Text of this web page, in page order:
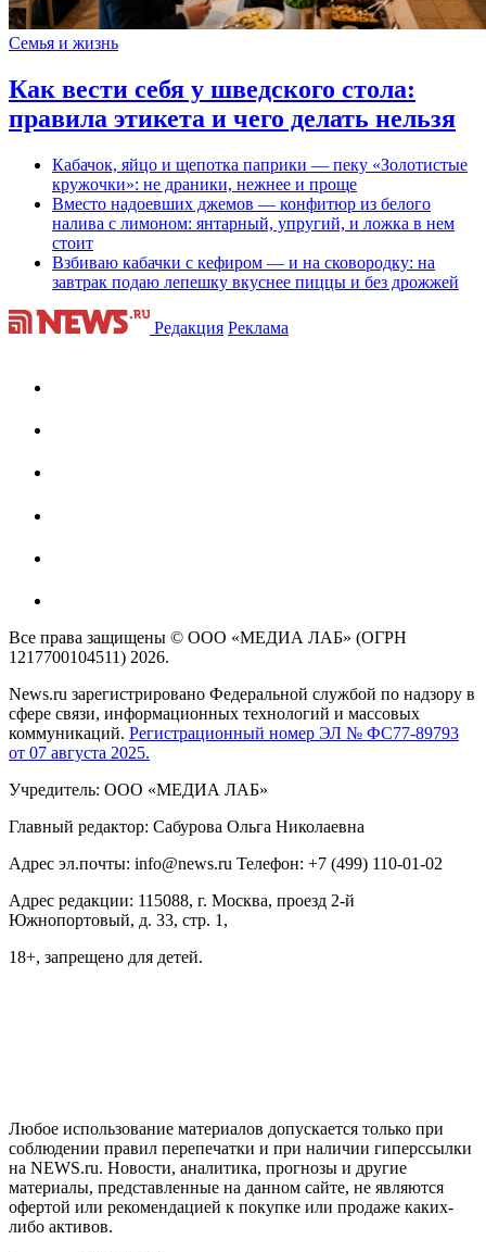
Семья и жизнь
Как вести себя у шведского стола:
правила этикета и чего делать нельзя
Кабачок, яйцо и щепотка паприки — пеку «Золотистые
кружочки»: не драники, нежнее и проще
Вместо надоевших джемов — конфитюр из белого
налива с лимоном: янтарный, упругий, и ложка в нем
стоит
Взбиваю кабачки с кефиром — и на сковородку: на
завтрак подаю лепешку вкуснее пиццы и без дрожжей
Редакция Реклама
Все права защищены © ООО «МЕДИА ЛАБ» (ОГРН
1217700104511) 2026.
News.ru зарегистрировано Федеральной службой по надзору в
сфере связи, информационных технологий и массовых
коммуникаций. Регистрационный номер ЭЛ № ФС77-89793
от 07 августа 2025.
Учредитель: ООО «МЕДИА ЛАБ»
Главный редактор: Сабурова Ольга Николаевна
Адрес эл.почты: info@news.ru Телефон: +7 (499) 110-01-02
Адрес редакции: 115088, г. Москва, проезд 2-й
Южнопортовый, д. 33, стр. 1,
18+, запрещено для детей.
Любое использование материалов допускается только при
соблюдении правил перепечатки и при наличии гиперссылки
на NEWS.ru. Новости, аналитика, прогнозы и другие
материалы, представленные на данном сайте, не являются
офертой или рекомендацией к покупке или продаже каких-
либо активов.